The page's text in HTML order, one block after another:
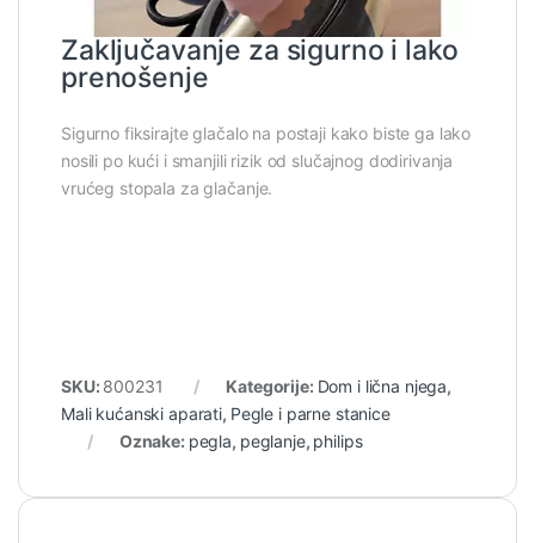
Zaključavanje za sigurno i lako
prenošenje
Sigurno fiksirajte glačalo na postaji kako biste ga lako
nosili po kući i smanjili rizik od slučajnog dodirivanja
vrućeg stopala za glačanje.
SKU: 800231 Kategorije: Dom i lična njega,
Mali kućanski aparati, Pegle i parne stanice
Oznake: pegla, peglanje, philips